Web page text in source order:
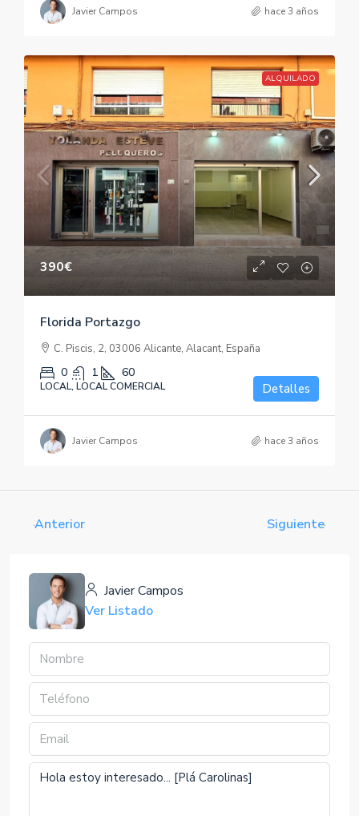
Javier Campos hace 3 años
ALQUILADO
390€
Florida Portazgo
C. Piscis, 2, 03006 Alicante, Alacant, España
0 1 60
LOCAL, LOCAL COMERCIAL Detalles
Javier Campos hace 3 años
Anterior Siguiente
Javier Campos
Ver Listado